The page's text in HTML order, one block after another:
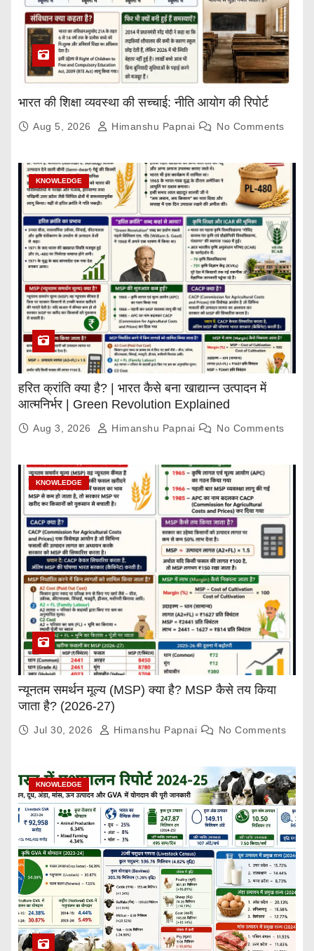
भारत की शिक्षा व्यवस्था की सच्चाई: नीति आयोग की रिपोर्ट
Aug 5, 2026 Himanshu Papnai No Comments
KNOWLEDGE
हरित क्रांति क्या है? | भारत कैसे बना खाद्यान्न उत्पादन में
आत्मनिर्भर | Green Revolution Explained
Aug 3, 2026 Himanshu Papnai No Comments
KNOWLEDGE
न्यूनतम समर्थन मूल्य (MSP) क्या है? MSP कैसे तय किया
जाता है? (2026-27)
Jul 30, 2026 Himanshu Papnai No Comments
KNOWLEDGE